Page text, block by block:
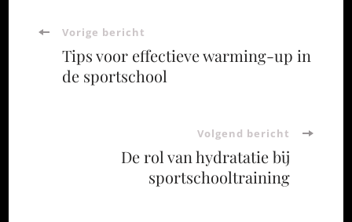
Bericht
navigatie
Vorige bericht
Tips voor effectieve warming-up in
de sportschool
Volgend bericht
De rol van hydratatie bij
sportschooltraining